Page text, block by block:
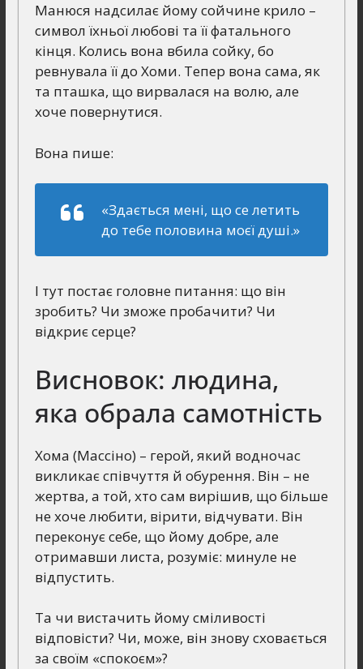
Манюся надсилає йому сойчине крило –
символ їхньої любові та її фатального
кінця. Колись вона вбила сойку, бо
ревнувала її до Хоми. Тепер вона сама, як
та пташка, що вирвалася на волю, але
хоче повернутися.
Вона пише:
«Здається мені, що се летить
до тебе половина моєї душі.»
І тут постає головне питання: що він
зробить? Чи зможе пробачити? Чи
відкриє серце?
Висновок: людина,
яка обрала самотність
Хома (Массіно) – герой, який водночас
викликає співчуття й обурення. Він – не
жертва, а той, хто сам вирішив, що більше
не хоче любити, вірити, відчувати. Він
переконує себе, що йому добре, але
отримавши листа, розуміє: минуле не
відпустить.
Та чи вистачить йому сміливості
відповісти? Чи, може, він знову сховається
за своїм «спокоєм»?